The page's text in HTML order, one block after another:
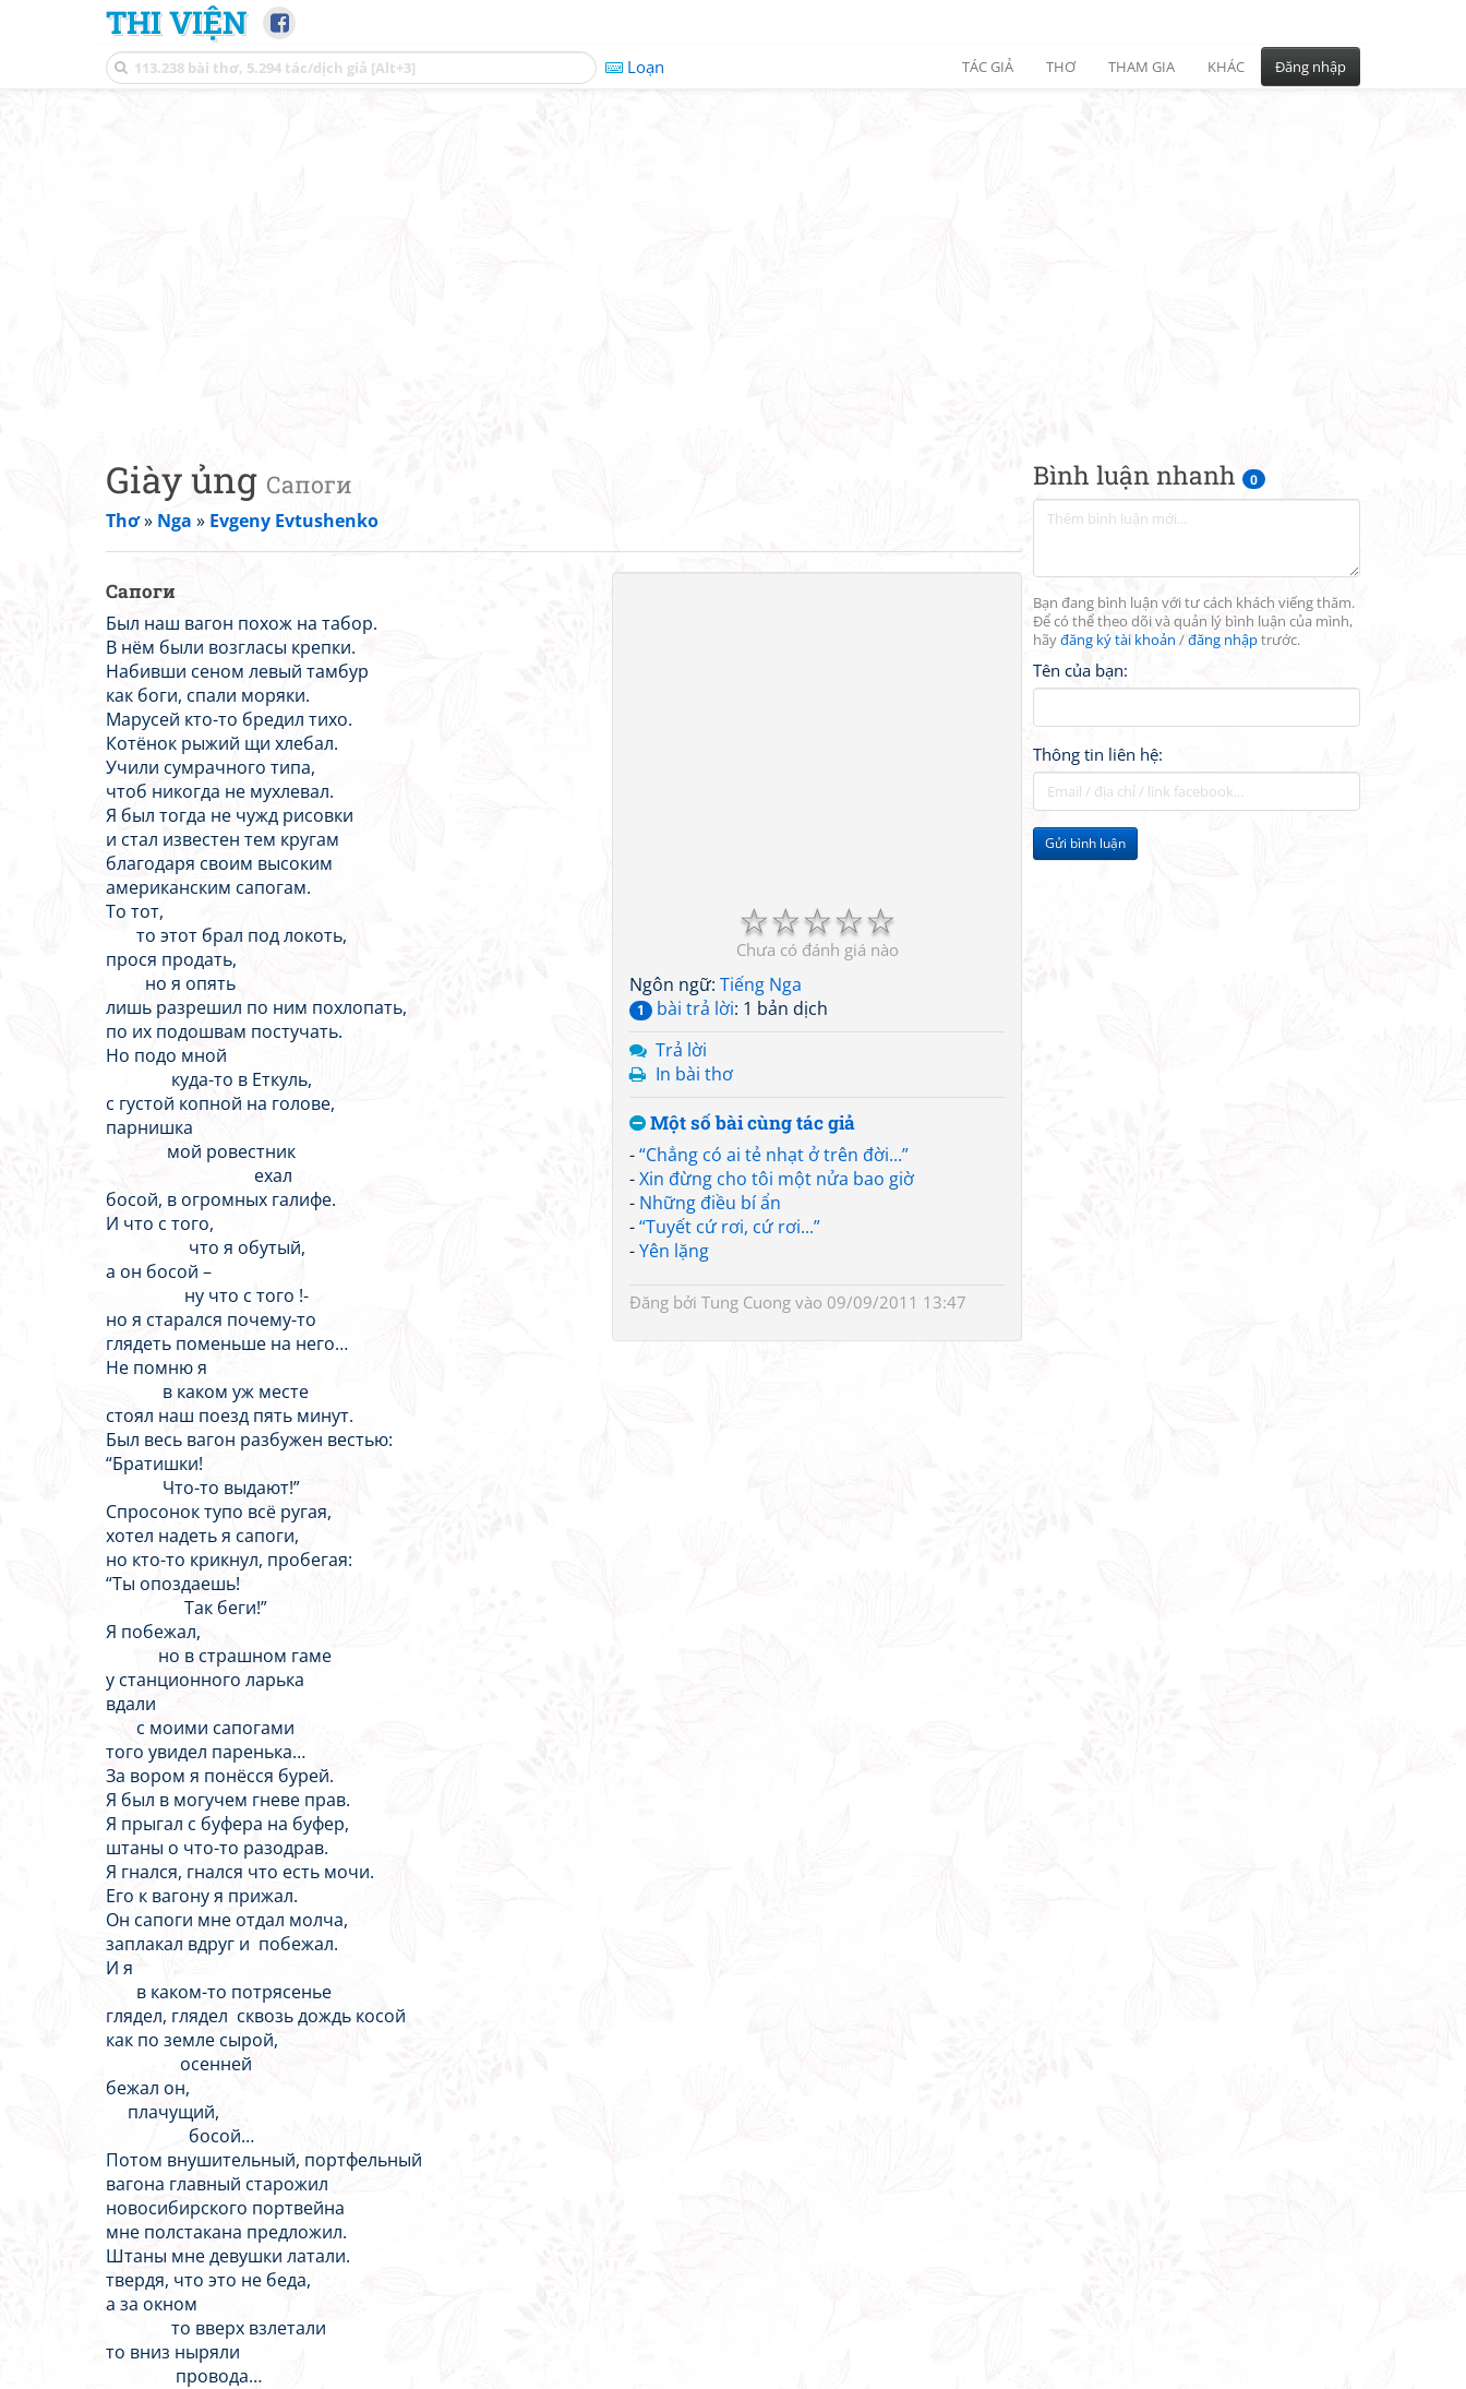
THI VIỆN
Loạn TÁC GIẢ THƠ THAM GIA KHÁC Đăng nhập
Bình luận nhanh 0
Bạn đang bình luận với tư cách khách viếng thăm.
Để có thể theo dõi và quản lý bình luận của mình,
hãyđăng ký tài khoản /đăng nhậptrước.
Tên của bạn:
Thông tin liên hệ:
Gửi bình luận
Giày ủng Cапоги
Thơ» Nga » Evgeny Evtushenko
☆
☆
☆
☆
☆
Chưa có đánh giá nào
Ngôn ngữ: Tiếng Nga
1 bài trả lời: 1 bản dịch
Trả lời
In bài thơ
Một số bài cùng tác giả
-“Chẳng có ai tẻ nhạt ở trên đời...”
-Xin đừng cho tôi một nửa bao giờ
- Những điều bí ẩn
-“Tuyết cứ rơi, cứ rơi...”
-Yên lặng
Đăng bởi Tung Cuong vào 09/09/2011 13:47
Cапоги
Был наш вагон похож на табор.
В нём были возгласы крепки.
Набивши сеном левый тамбур
как боги, спали моряки.
Марусей кто-то бредил тихо.
Котёнок рыжий щи хлебал.
Учили сумрачного типа,
чтоб никогда не мухлевал.
Я был тогда не чужд рисовки
и стал известен тем кругам
благодаря своим высоким
американским сапогам.
То тот,
то этот брал под локоть,
прося продать,
но я опять
лишь разрешил по ним похлопать,
по их подошвам постучать.
Но подо мной
куда-то в Еткуль,
с густой копной на голове,
парнишка
мой ровестник
ехал
босой, в огромных галифе.
И что с того,
что я обутый,
а он босой –
ну что с того !-
но я старался почему-то
глядеть поменьше на него…
Не помню я
в каком уж месте
стоял наш поезд пять минут.
Был весь вагон разбужен вестью:
“Братишки!
Что-то выдают!”
Спросонок тупо всё ругая,
хотел надеть я сапоги,
но кто-то крикнул, пробегая:
“Ты опоздаешь!
Так беги!”
Я побежал,
но в страшном гаме
у станционного ларька
вдали
с моими сапогами
того увидел паренька…
За вором я понёсся бурей.
Я был в могучем гневе прав.
Я прыгал с буфера на буфер,
штаны о что-то разодрав.
Я гнался, гнался что есть мочи.
Его к вагону я прижал.
Он сапоги мне отдал молча,
заплакал вдруг и побежал.
И я
в каком-то потрясенье
глядел, глядел сквозь дождь косой
как по земле сырой,
осенней
бежал он,
плачущий,
босой…
Потом внушительный, портфельный
вагона главный старожил
новоcибирского портвейна
мне полстакана предложил.
Штаны мне девушки латали.
твердя, что это не беда,
а за окном
то вверх взлетали
то вниз ныряли
провода…